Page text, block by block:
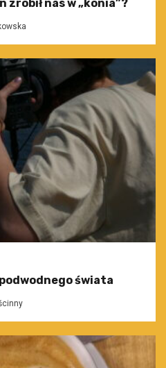
zrobił nas w „konia”?
świata